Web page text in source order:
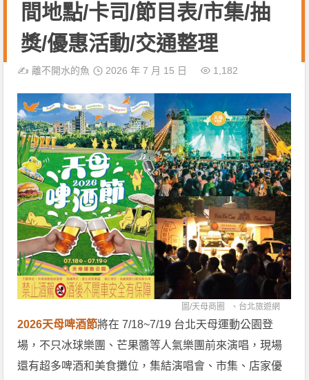
間地點/卡司/節目表/市集/抽
獎/優惠活動/交通整理
✍️離不開水的魚 2026 年 7 月 15 日 1,182
圖/天母商圈 、 台北旅遊網
2026天母啤酒節將在 7/18~7/19 台北天母運動公園登
場，不只冰球樂團、芒果醬等人氣樂團前來演唱，現場
還有超多啤酒和美食攤位，集結演唱會、市集、店家優